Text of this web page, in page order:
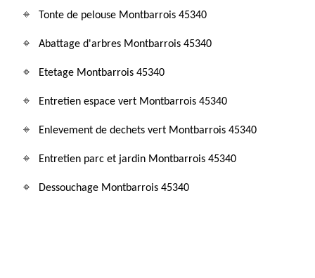
Tonte de pelouse Montbarrois 45340
Abattage d'arbres Montbarrois 45340
Etetage Montbarrois 45340
Entretien espace vert Montbarrois 45340
Enlevement de dechets vert Montbarrois 45340
Entretien parc et jardin Montbarrois 45340
Dessouchage Montbarrois 45340